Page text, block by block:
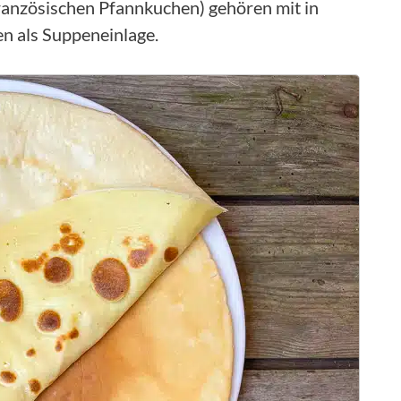
Pfannkuchen) gehören mit in
als Suppeneinlage.